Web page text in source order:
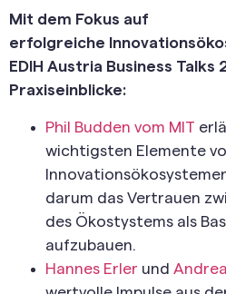
Mit dem Fokus auf
erfolgreiche
EDIH Austria Business Talks
Praxiseinblicke:
Phil Budden vom MIT
wichtigsten Elemente
darum das Vertrauen
des Ökostystems als
aufzubauen.
Hannes Erler und